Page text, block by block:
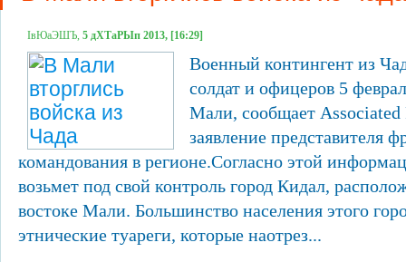
ІвЮаЭШЪ, 5 дХТаРЫп 2013, [16:29]
Военный контингент из
солдат и офицеров 5
Мали, сообщает Associated
заявление представителя
командования в регионе.Согласно этой
возьмет под свой контроль город Кидал,
востоке Мали. Большинство населения этого
этнические туареги, которые наотрез...